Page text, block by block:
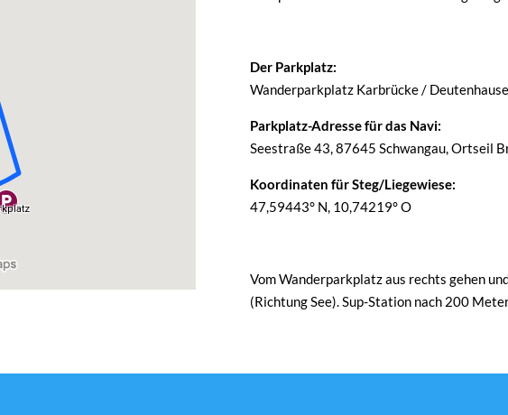
Der Parkplatz:
Wanderparkplatz Karbrücke /
Parkplatz-Adresse für das Navi:
Seestraße 43, 87645 Schwangau, Ortseil
Koordinaten für Steg/Liegewiese:
47,59443° N, 10,74219° O
Vom Wanderparkplatz aus rechts gehen
(Richtung See). Sup-Station nach 200